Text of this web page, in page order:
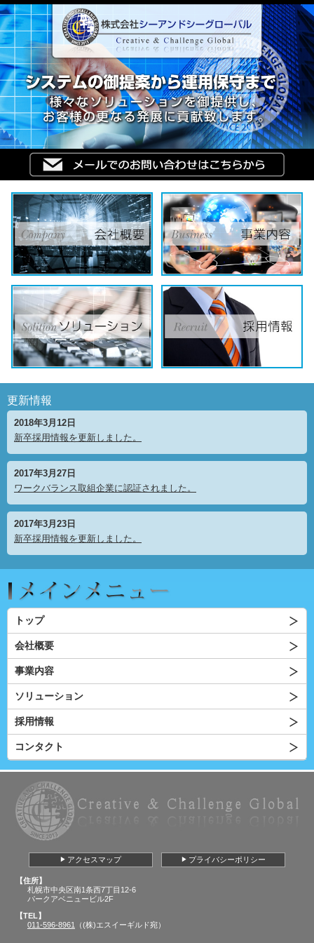
更新情報
2018年3月12日
新卒採用情報を更新しました。
2017年3月27日
ワークバランス取組企業に認証されました。
2017年3月23日
新卒採用情報を更新しました。
トップ
会社概要
事業内容
ソリューション
採用情報
コンタクト
アクセスマップ プライバシーポリシー
【住所】
札幌市中央区南1条西7丁目12-6
パークアベニュービル2F
【TEL】
011-596-8961
（(株)エスイーギルド宛）